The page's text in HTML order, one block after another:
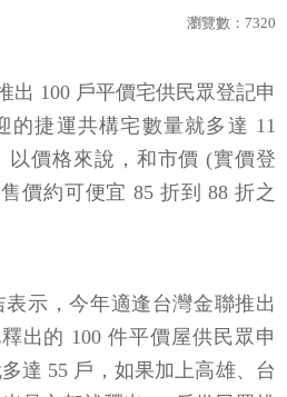
瀏覽數： 7320
出 100 戶平價宅供民眾登記申
的捷運共構宅數量就多達 11
以價格來說，和市價 (實價登
價約可便宜 85 折到 88 折之
示，今年適逢台灣金聯推出
出的 100 件平價屋供民眾申
達 55 戶，如果加上高雄、台